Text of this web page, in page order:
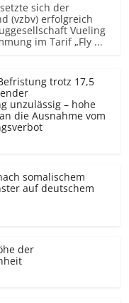
sich der
(vzbv) erfolgreich
Vueling
im Tarif „Fly ...
trotz 17,5
unzulässig – hohe
die Ausnahme vom
somalischem
auf deutschem
der